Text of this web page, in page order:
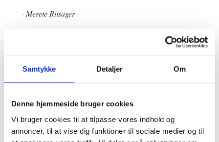
Samtykke Detaljer Om
Denne hjemmeside bruger cookies
Vi bruger cookies til at tilpasse vores indhold og
annoncer, til at vise dig funktioner til sociale medier og til
- Merete Riisager
“Jeg vil gerne ønske Jesper Fisker tillykke med hans nye
stilling. Jeg har sat stor pris på den høje faglige standard,
få mennesker til at arbejde sammen. Det job, han har fået nu,
kommer til at bringe alle hans erfaringer i spil, og jeg er sikker
på, han kommer til at gøre en kæmpe indsats for Kræftens
Bekæmpelse.”